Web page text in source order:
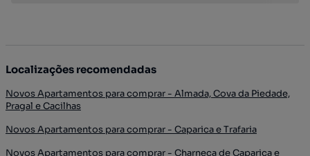
Localizações recomendadas
Novos Apartamentos para comprar - Almada, Cova da Piedade,
Pragal e Cacilhas
Novos Apartamentos para comprar - Caparica e Trafaria
Novos Apartamentos para comprar - Charneca de Caparica e